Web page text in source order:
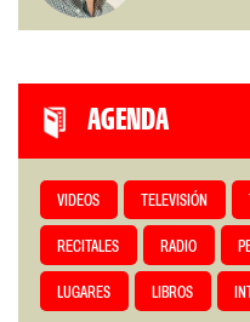
AGENDA
VIDEOS TELEVISIÓN
RECITALES RADIO
LUGARES LIBROS